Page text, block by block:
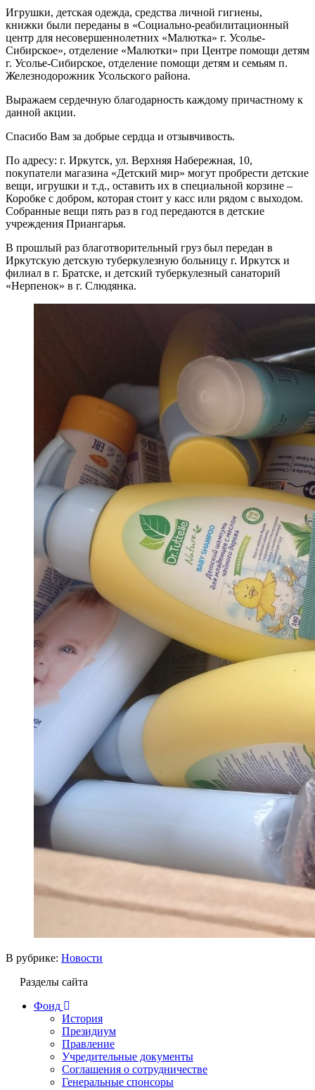
Игрушки, детская одежда, средства личной гигиены,
книжки были переданы в «Социально-реабилитационный
центр для несовершеннолетних «Малютка» г. Усолье-
Сибирское», отделение «Малютки» при Центре помощи детям
г. Усолье-Сибирское, отделение помощи детям и семьям п.
Железнодорожник Усольского района.
Выражаем сердечную благодарность каждому причастному к
данной акции.
Спасибо Вам за добрые сердца и отзывчивость.
По адресу: г. Иркутск, ул. Верхняя Набережная, 10,
покупатели магазина «Детский мир» могут пробрести детские
вещи, игрушки и т.д., оставить их в специальной корзине –
Коробке с добром, которая стоит у касс или рядом с выходом.
Собранные вещи пять раз в год передаются в детские
учреждения Приангарья.
В прошлый раз благотворительный груз был передан в
Иркутскую детскую туберкулезную больницу г. Иркутск и
филиал в г. Братске, и детский туберкулезный санаторий
«Нерпенок» в г. Слюдянка.
В рубрике: Новости
Разделы сайта
Фонд
История
Президиум
Правление
Учредительные документы
Соглашения о сотрудничестве
Генеральные спонсоры